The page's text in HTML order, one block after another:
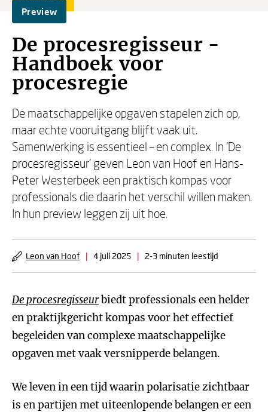
Preview
De procesregisseur -
Handboek voor
procesregie
De maatschappelijke opgaven stapelen zich op,
maar echte vooruitgang blijft vaak uit.
Samenwerking is essentieel – en complex. In ‘De
procesregisseur’ geven Leon van Hoof en Hans-
Peter Westerbeek een praktisch kompas voor
professionals die daarin het verschil willen maken.
In hun preview leggen zij uit hoe.
Leon van Hoof | 4 juli 2025 | 2-3 minuten leestijd
De procesregisseurbiedt professionals een helder
en praktijkgericht kompas voor het effectief
begeleiden van complexe maatschappelijke
opgaven met vaak versnipperde belangen.
We leven in een tijd waarin polarisatie zichtbaar
is en partijen met uiteenlopende belangen er een